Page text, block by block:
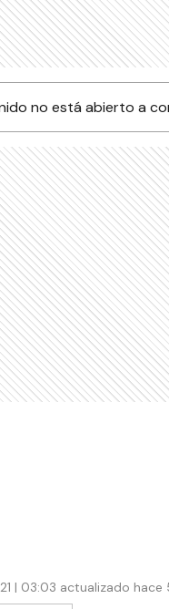
no está abierto a
| 03:03 actualizado hace